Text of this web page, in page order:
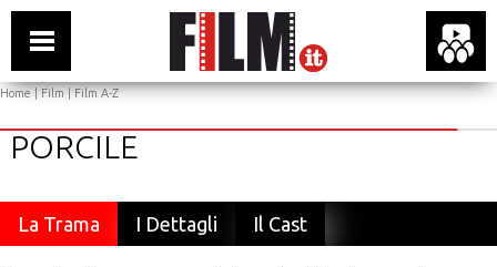
Home|Film|Film A-Z
PORCILE
La Trama I Dettagli Il Cast